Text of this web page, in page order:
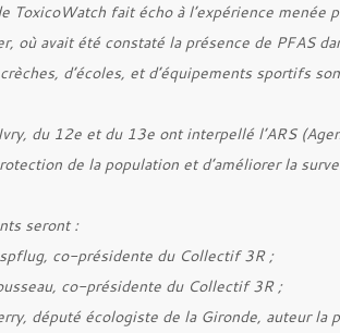
ToxicoWatch fait écho à l’expérience menée
où avait été constaté la présence de PFAS
d’écoles, et d’équipements sportifs
du 12e et du 13e ont interpellé l’ARS
de la population et d’améliorer la
seront :
co-présidente du Collectif 3R ;
co-présidente du Collectif 3R ;
député écologiste de la Gironde, auteur